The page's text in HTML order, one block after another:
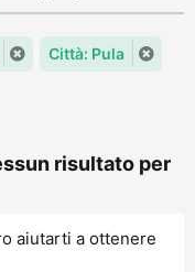
Città: Pula
risultato per
aiutarti a ottenere